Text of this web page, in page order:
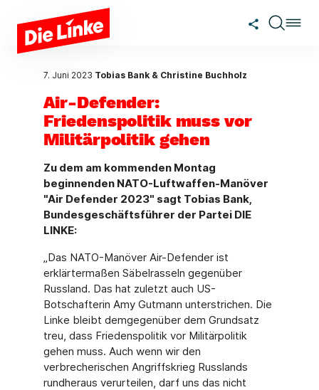
Zum Hauptinhalt springen
7. Juni 2023 Tobias Bank & Christine Buchholz
Air-Defender:
Friedenspolitik muss vor
Militärpolitik gehen
Zu dem am kommenden Montag
beginnenden NATO-Luftwaffen-Manöver
"Air Defender 2023" sagt Tobias Bank,
Bundesgeschäftsführer der Partei DIE
LINKE:
„Das NATO-Manöver Air-Defender ist
erklärtermaßen Säbelrasseln gegenüber
Russland. Das hat zuletzt auch US-
Botschafterin Amy Gutmann unterstrichen. Die
Linke bleibt demgegenüber dem Grundsatz
treu, dass Friedenspolitik vor Militärpolitik
gehen muss. Auch wenn wir den
verbrecherischen Angriffskrieg Russlands
rundheraus verurteilen, darf uns das nicht